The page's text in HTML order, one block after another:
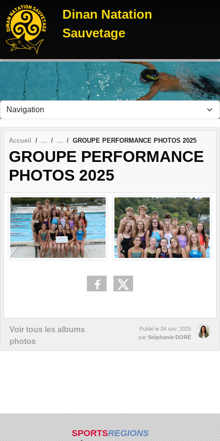
Dinan Natation
Sauvetage
Accueil GROUPE PERFORMANCE PHOTOS 2025
GROUPE PERFORMANCE
PHOTOS 2025
Voir tous les albums
photos
Publié le 04 nov. 2025
par Stéphanie DORÉ
SPORTSREGIONS
Panneau de gestion des cookies